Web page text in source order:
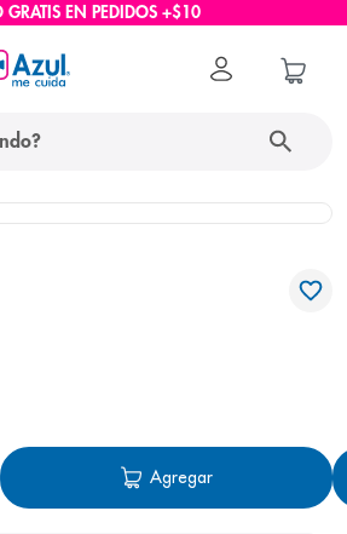
GRATIS EN PEDIDOS +$10
Agregar